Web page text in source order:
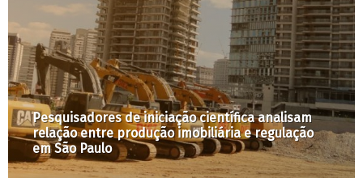
Os embates da Praça Roosevelt e do Pôr
construir muros e grades nunca é a solução